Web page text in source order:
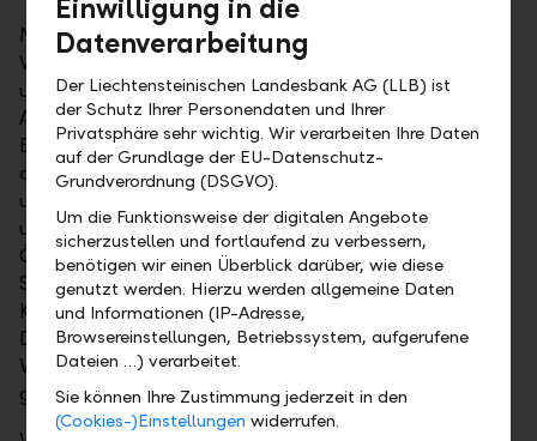
Mehrere Banken korrigieren ihre
Wachstumsprognosen nach unten, auffälligerweise
um einen ähnlichen Betrag. Das erweckt den
Anschein, dass es möglich ist, die wirtschaftliche
Belastung des Virus einigermassen genau
abzuschätzen. Das ist allerdings nicht der Fall. Zu
unvollständig sind die Informationen, zu
unberechenbar ist der weitere Verlauf. Alles, was die
Ökonomen tun können, ist, sich am Ausbruch von
SARS im Jahr 2003 zu orientieren, die Reaktionen der
Konjunktur und der Börse von damals zu studieren.
Das ist der einzige Anhaltspunkt in der
Vergangenheit, den sie haben. Mehr als eine Ahnung
gibt er aber nicht.
Einwilligung in die
Datenverarbeitung
Der Liechtensteinischen Landesbank AG (LLB) ist
der Schutz Ihrer Personendaten und Ihrer
Privatsphäre sehr wichtig. Wir verarbeiten Ihre Daten
auf der Grundlage der EU-Datenschutz-
Grundverordnung (DSGVO).
Um die Funktionsweise der digitalen Angebote
sicherzustellen und fortlaufend zu verbessern,
benötigen wir einen Überblick darüber, wie diese
genutzt werden. Hierzu werden allgemeine Daten
und Informationen (IP-Adresse,
Browsereinstellungen, Betriebssystem, aufgerufene
Dateien …) verarbeitet.
Sie können Ihre Zustimmung jederzeit in den
(Cookies-)Einstellungen widerrufen.